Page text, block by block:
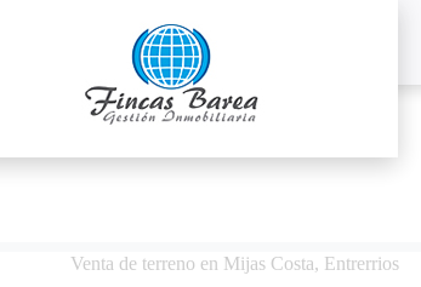
Venta de terreno en Mijas Costa, Entrerrios